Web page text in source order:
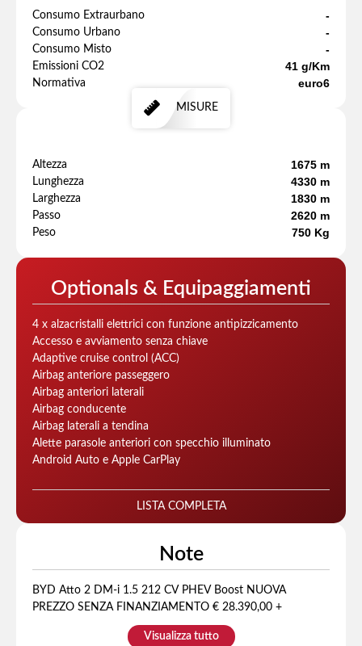
Consumo Extraurbano -
Consumo Urbano -
Consumo Misto -
Emissioni CO2 41 g/Km
Normativa euro6
MISURE
Altezza 1675 m
Lunghezza 4330 m
Larghezza 1830 m
Passo 2620 m
Peso 750 Kg
Optionals & Equipaggiamenti
4 x alzacristalli elettrici con funzione antipizzicamento
Accesso e avviamento senza chiave
Adaptive cruise control (ACC)
Airbag anteriore passeggero
Airbag anteriori laterali
Airbag conducente
Airbag laterali a tendina
Alette parasole anteriori con specchio illuminato
Android Auto e Apple CarPlay
LISTA COMPLETA
Note
BYD Atto 2 DM-i 1.5 212 CV PHEV Boost NUOVA
PREZZO SENZA FINANZIAMENTO € 28.390,00 +
VOLTURA Scopri l'efficienza e l'innovazione della BYD Atto
2 DM-i, un SUV ibrido plug-in che combina prestazioni
Visualizza tutto